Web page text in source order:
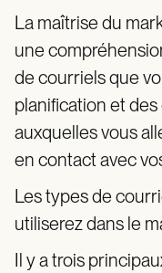
La maîtrise du
une
de courriels que
planification et
auxquelles vous
en contact avec
Les types de
utiliserez dans le
Il y a trois